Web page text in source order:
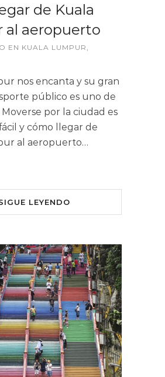
de Kuala
al aeropuerto
EN KUALA LUMPUR
nos encanta y su gran
público es uno de
Moverse por la ciudad es
y cómo llegar de
al aeropuerto…
LEYENDO